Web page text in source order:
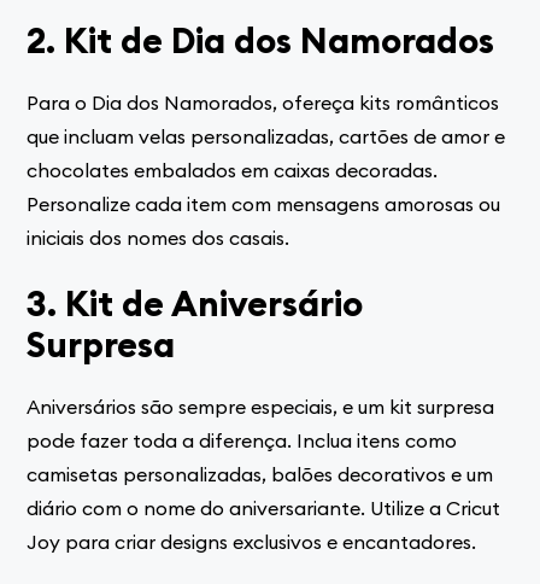
2. Kit de Dia dos Namorados
Para o Dia dos Namorados, ofereça kits românticos
que incluam velas personalizadas, cartões de amor e
chocolates embalados em caixas decoradas.
Personalize cada item com mensagens amorosas ou
iniciais dos nomes dos casais.
3. Kit de Aniversário
Surpresa
Aniversários são sempre especiais, e um kit surpresa
pode fazer toda a diferença. Inclua itens como
camisetas personalizadas, balões decorativos e um
diário com o nome do aniversariante. Utilize a Cricut
Joy para criar designs exclusivos e encantadores.